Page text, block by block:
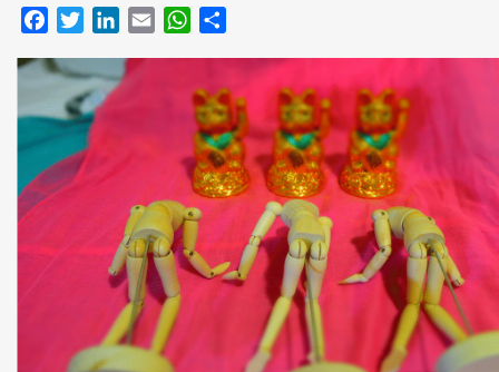
FacebookTwitterLinkedIn
Email WhatsApp